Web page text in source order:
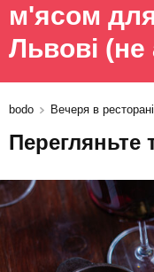
м'ясом для
Львові (не
bodo Вечеря в
Перегляньте